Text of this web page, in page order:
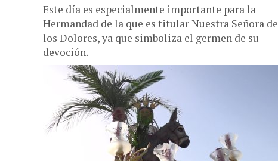
Este día es especialmente importante para la
Hermandad de la que es titular Nuestra Señora de
los Dolores, ya que simboliza el germen de su
devoción.